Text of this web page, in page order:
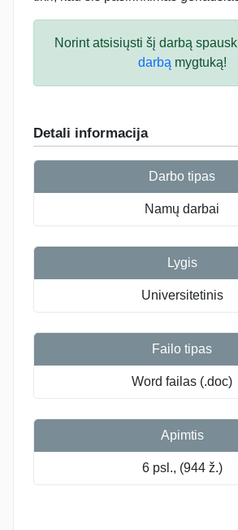
Norint atsisiųsti šį darbą spausk
darbąmygtuką!
Detali informacija
Darbo tipas
Namų darbai
Lygis
Universitetinis
Failo tipas
Word failas (.doc)
Apimtis
6 psl., (944 ž.)